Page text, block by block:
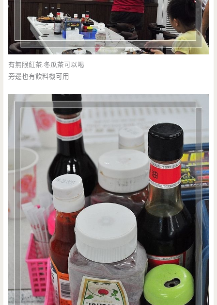
有無限紅茶.冬瓜茶可以喝
旁邊也有飲料機可用